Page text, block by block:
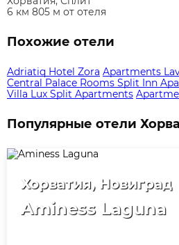
6 км 805 м от отеля
Похожие отели
Adriatiq Hotel Zora Apartments
Central Palace Rooms Split Inn
Villa Lux Split Apartments
Популярные отели
Хорватия, Новиград
Aminess Laguna